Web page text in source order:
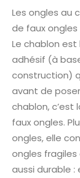
Les ongles au
de faux ongles
Le chablon
adhésif (à
construction)
avant de poser
chablon,
faux ongles.
ongles, elle
ongles fragiles
aussi durable :